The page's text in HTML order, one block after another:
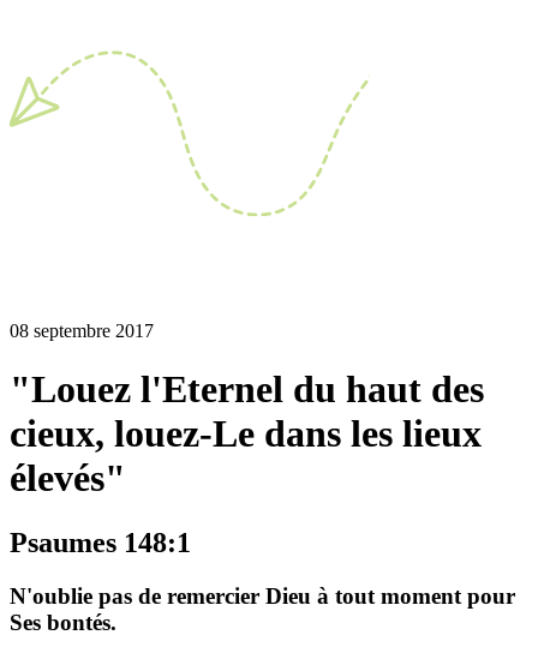
08 septembre 2017
"Louez l'Eternel du haut des
cieux, louez-Le dans les lieux
élevés"
Psaumes 148:1
N'oublie pas de remercier Dieu à tout moment pour
Ses bontés.